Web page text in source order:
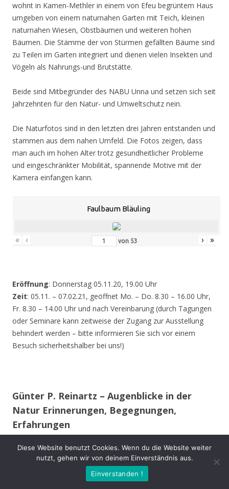
wohnt in Kamen-Methler in einem von Efeu begrüntem Haus
umgeben von einem naturnahen Garten mit Teich, kleinen
naturnahen Wiesen, Obstbäumen und weiteren hohen
Bäumen. Die Stämme der von Stürmen gefällten Bäume sind
zu Teilen im Garten integriert und dienen vielen Insekten und
Vögeln als Nahrungs-und Brutstätte.
Beide sind Mitbegründer des NABU Unna und setzen sich seit
Jahrzehnten für den Natur- und Umweltschutz nein.
Die Naturfotos sind in den letzten drei Jahren entstanden und
stammen aus dem nahen Umfeld. Die Fotos zeigen, dass
man auch im hohen Alter trotz gesundheitlicher Probleme
und eingeschränkter Mobilität, spannende Motive mit der
Kamera einfangen kann.
Faulbaum Bläuling
« ‹ von 53 › »
Eröffnung: Donnerstag 05.11.20, 19.00 Uhr
Zeit: 05.11. – 07.02.21, geöffnet Mo. – Do. 8.30 – 16.00 Uhr,
Fr. 8.30 – 14.00 Uhr und nach Vereinbarung (durch Tagungen
oder Seminare kann zeitweise der Zugang zur Ausstellung
behindert werden – bitte informieren Sie sich vor einem
Besuch sicherheitshalber bei uns!)
Günter P. Reinartz – Augenblicke in der
Natur Erinnerungen, Begegnungen,
Erfahrungen
Im 15. Lebensjahr erwarb ich meine erste Spiegelreflex-
Kamera. Auch während des Studiums und im späteren
Berufsleben begleitete mich meist eine Kamera.
Diese Website benutzt Cookies. Wenn du die Website weiter
nutzt, gehen wir von deinem Einverständnis aus.
Einverstanden !